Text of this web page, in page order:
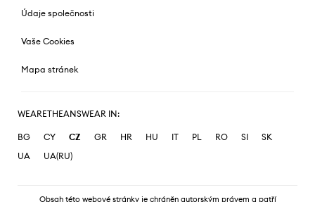
Údaje společnosti
Vaše Cookies
Mapa stránek
WEARETHEANSWEAR IN:
BG CY CZ GR HR HU IT PL RO SI
SK
UA
UA(RU)
Obsah této webové stránky je chráněn autorským právem a patří